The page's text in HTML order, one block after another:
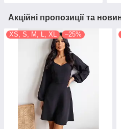
Акційні пропозиції та
XS, S, M, L, XL –25%